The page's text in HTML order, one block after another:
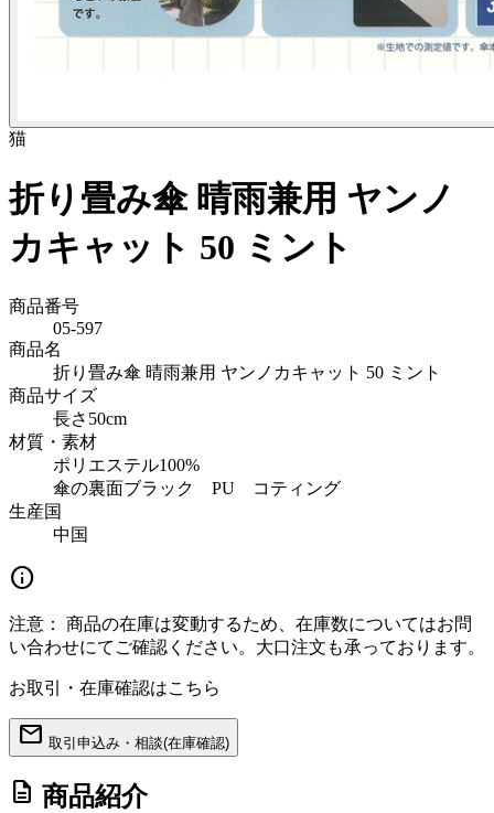
猫
折り畳み傘 晴雨兼用 ヤンノ
カキャット 50 ミント
商品番号
05-597
商品名
折り畳み傘 晴雨兼用 ヤンノカキャット 50 ミント
商品サイズ
長さ50cm
材質・素材
ポリエステル100%
傘の裏面ブラック PU コティング
生産国
中国
info
注意：
商品の在庫は変動するため、在庫数についてはお問
い合わせにてご確認ください。大口注文も承っております。
お取引・在庫確認はこちら
mail 取引申込み・相談(在庫確認)
description 商品紹介